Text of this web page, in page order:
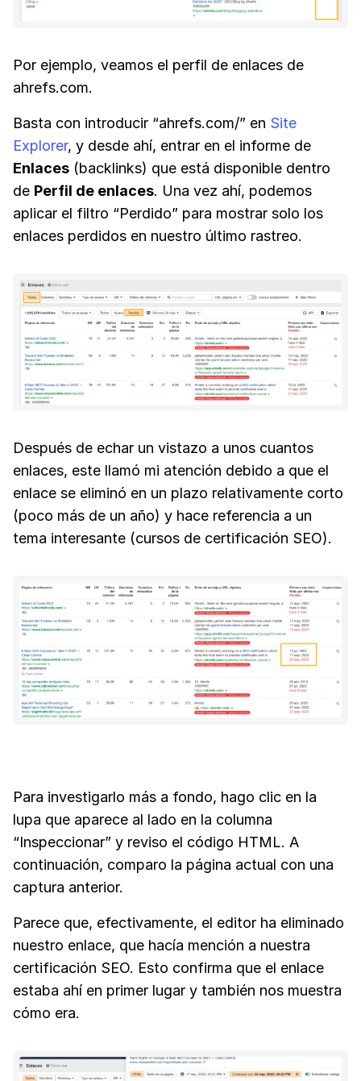
Por ejemplo, veamos el perfil de enlaces de
ahrefs.com.
Basta con introducir “ahrefs.com/” en Site
Explorer, y desde ahí, entrar en el informe de
Enlaces (backlinks) que está disponible dentro
de Perfil de enlaces. Una vez ahí, podemos
aplicar el filtro “Perdido” para mostrar solo los
enlaces perdidos en nuestro último rastreo.
Después de echar un vistazo a unos cuantos
enlaces, este llamó mi atención debido a que el
enlace se eliminó en un plazo relativamente corto
(poco más de un año) y hace referencia a un
tema interesante (cursos de certificación SEO).
Para investigarlo más a fondo, hago clic en la
lupa que aparece al lado en la columna
“Inspeccionar” y reviso el código HTML. A
continuación, comparo la página actual con una
captura anterior.
Parece que, efectivamente, el editor ha eliminado
nuestro enlace, que hacía mención a nuestra
certificación SEO. Esto confirma que el enlace
estaba ahí en primer lugar y también nos muestra
cómo era.